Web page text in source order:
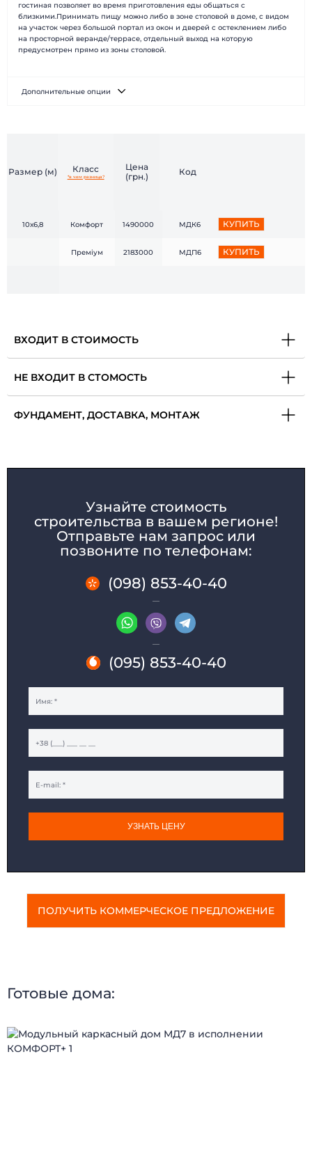
ДОМА МОДУЛЬНЫЕ
КАРКАСНЫЕ ДОМА
ДАЧНЫЕ ДОМИКИ
гостиная позволяет во время приготовления еды общаться с
близкими.Принимать пищу можно либо в зоне столовой в доме, с видом
на участок через большой портал из окон и дверей с остеклением либо
на просторной веранде/террасе, отдельный выход на которую
предусмотрен прямо из зоны столовой.
Дополнительные опции
Размер (м) Класс
*в чем разница?
Цена
(грн.)
Код
10х6,8 Комфорт 1490000 МДК6 КУПИТЬ
Преміум 2183000 МДП6 КУПИТЬ
ВХОДИТ В СТОИМОСТЬ
НЕ ВХОДИТ В СТОМОСТЬ
ФУНДАМЕНТ, ДОСТАВКА, МОНТАЖ
Узнайте стоимость
строительства в вашем регионе!
Отправьте нам запрос или
позвоните по телефонам:
(098) 853-40-40
(095) 853-40-40
УЗНАТЬ ЦЕНУ
ПОЛУЧИТЬ КОММЕРЧЕСКОЕ ПРЕДЛОЖЕНИЕ
Готовые дома: